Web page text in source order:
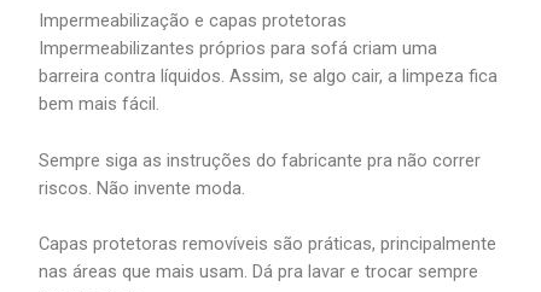
Impermeabilização e capas protetoras
Impermeabilizantes próprios para sofá criam uma
barreira contra líquidos. Assim, se algo cair, a limpeza fica
bem mais fácil.
Sempre siga as instruções do fabricante pra não correr
riscos. Não invente moda.
Capas protetoras removíveis são práticas, principalmente
nas áreas que mais usam. Dá pra lavar e trocar sempre